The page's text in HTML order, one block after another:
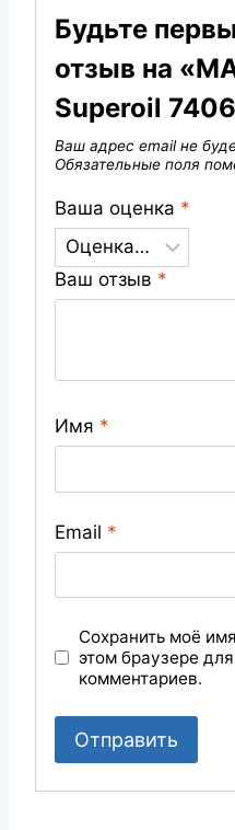
Будьте
отзыв на
Superoil
Ваш адрес email не
Обязательные поля
Ваша оценка *
Ваш отзыв *
Имя *
Email *
Сохранить моё
этом браузере
комментариев.